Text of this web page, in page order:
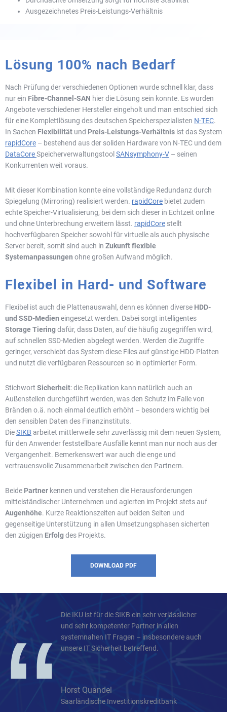
Ausgezeichnetes Preis-Leistungs-Verhältnis
Lösung 100% nach Bedarf
Nach Prüfung der verschiedenen Optionen wurde schnell klar, dass
nur ein Fibre-Channel-SAN hier die Lösung sein konnte. Es wurden
Angebote verschiedener Hersteller eingeholt und man entschied sich
für eine Komplettlösung des deutschen Speicherspezialisten N-TEC.
In Sachen Flexibilität und Preis-Leistungs-Verhältnis ist das System
rapidCore – bestehend aus der soliden Hardware von N-TEC und dem
DataCoreSpeicherverwaltungstool SANsymphony-V – seinen
Konkurrenten weit voraus.
Mit dieser Kombination konnte eine vollständige Redundanz durch
Spiegelung (Mirroring) realisiert werden. rapidCore bietet zudem
echte Speicher-Virtualisierung, bei dem sich dieser in Echtzeit online
und ohne Unterbrechung erweitern lässt. rapidCore stellt
hochverfügbaren Speicher sowohl für virtuelle als auch physische
Server bereit, somit sind auch in Zukunft flexible
Systemanpassungen ohne großen Aufwand möglich.
Flexibel in Hard- und Software
Flexibel ist auch die Plattenauswahl, denn es können diverse HDD-
und SSD-Medien eingesetzt werden. Dabei sorgt intelligentes
Storage Tieringdafür, dass Daten, auf die häufig zugegriffen wird,
auf schnellen SSD-Medien abgelegt werden. Werden die Zugriffe
geringer, verschiebt das System diese Files auf günstige HDD-Platten
und nutzt die verfügbaren Ressourcen so in optimierter Form.
Stichwort Sicherheit: die Replikation kann natürlich auch an
Außenstellen durchgeführt werden, was den Schutz im Falle von
Bränden o.ä. noch einmal deutlich erhöht – besonders wichtig bei
den sensiblen Daten des Finanzinstituts.
DieSIKB arbeitet mittlerweile sehr zuverlässig mit dem neuen System,
für den Anwender feststellbare Ausfälle kennt man nur noch aus der
Vergangenheit. Bemerkenswert war auch die enge und
vertrauensvolle Zusammenarbeit zwischen den Partnern.
Beide Partner kennen und verstehen die Herausforderungen
mittelständischer Unternehmen und agierten im Projekt stets auf
Augenhöhe. Kurze Reaktionszeiten auf beiden Seiten und
gegenseitige Unterstützung in allen Umsetzungsphasen sicherten
den zügigen Erfolgdes Projekts.
DOWNLOAD PDF
Die IKU ist für die SIKB ein sehr verlässlicher
und sehr kompetenter Partner in allen
systemnahen IT Fragen – insbesondere auch
unsere IT Sicherheit betreffend.
Horst Quandel
Saarländische Investitionskreditbank